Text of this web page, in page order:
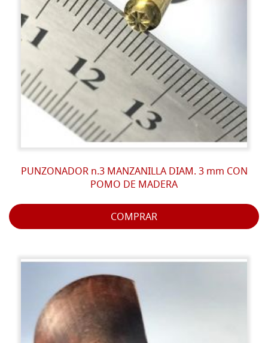
PUNZONADOR n.3 MANZANILLA DIAM. 3 mm CON
POMO DE MADERA
COMPRAR